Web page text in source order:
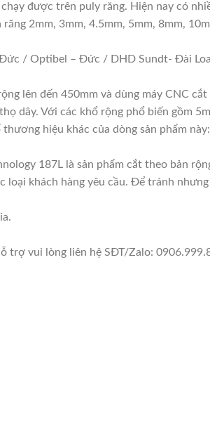
được trên puly răng. Hiện nay có
2mm, 3mm, 4.5mm, 5mm, 8mm,
/ Optibel – Đức / DHD Sundt- Đài
lên đến 450mm và dùng máy CNC
dây. Với các khổ rộng phổ biến gồm
hiệu khác của dòng sản phẩm
187L là sản phẩm cắt theo bản
khách hàng yêu cầu. Để tránh
trợ vui lòng liên hệ SĐT/Zalo: